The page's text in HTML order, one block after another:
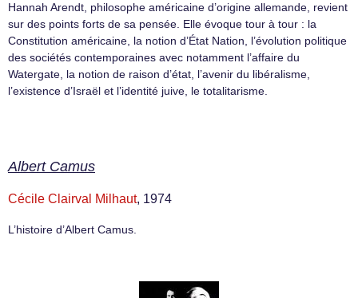
Hannah Arendt, philosophe américaine d’origine allemande, revient
sur des points forts de sa pensée. Elle évoque tour à tour : la
Constitution américaine, la notion d’État Nation, l’évolution politique
des sociétés contemporaines avec notamment l’affaire du
Watergate, la notion de raison d’état, l’avenir du libéralisme,
l’existence d’Israël et l’identité juive, le totalitarisme.
Albert Camus
Cécile Clairval Milhaut, 1974
L’histoire d’Albert Camus.